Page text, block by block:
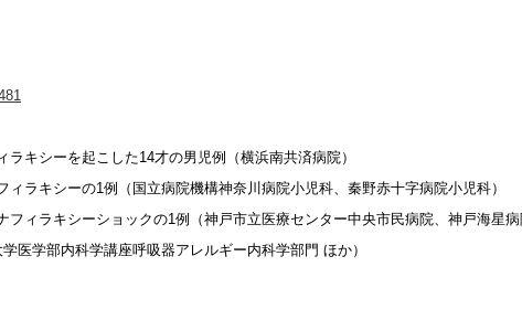
キシーを起こした14才の男児例（横浜南共済病院）
ラキシーの1例（国立病院機構神奈川病院小児科、秦野赤十字病院小児科）
ィラキシーショックの1例（神戸市立医療センター中央市民病院、神戸海星病
医学部内科学講座呼吸器アレルギー内科学部門 ほか）